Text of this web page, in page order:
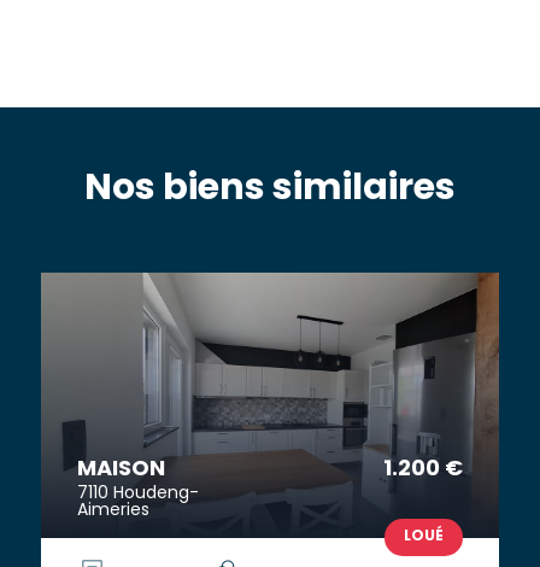
Nos biens similaires
MAISON 1.200 €
7110 Houdeng-
Aimeries
LOUÉ